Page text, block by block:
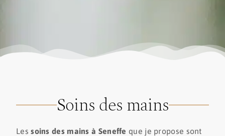
Soins des mains
Lessoins des mains à Seneffe que je propose sont